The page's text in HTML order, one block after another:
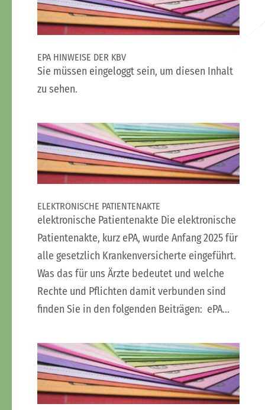
EPA HINWEISE DER KBV
Sie müssen eingeloggt sein, um diesen Inhalt
zu sehen.
ELEKTRONISCHE PATIENTENAKTE
elektronische Patientenakte Die elektronische
Patientenakte, kurz ePA, wurde Anfang 2025 für
alle gesetzlich Krankenversicherte eingeführt.
Was das für uns Ärzte bedeutet und welche
Rechte und Pflichten damit verbunden sind
finden Sie in den folgenden Beiträgen: ePA...